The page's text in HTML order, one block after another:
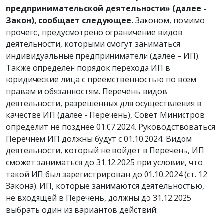
предпринимательской деятельности» (далее -
Закон), сообщает следующее.Законом, помимо
прочего, предусмотрено ограничение видов
деятельности, которыми смогут заниматься
индивидуальные предприниматели (далее – ИП).
Также определен порядок перехода ИП в
юридические лица с преемственностью по всем
правам и обязанностям. Перечень видов
деятельности, разрешенных для осуществления в
качестве ИП (далее - Перечень), Совет Министров
определит не позднее 01.07.2024. Руководствоваться
Перечнем ИП должны будут с 01.10.2024. Видом
деятельности, который не войдет в Перечень, ИП
сможет заниматься до 31.12.2025 при условии, что
такой ИП был зарегистрирован до 01.10.2024 (ст. 12
Закона). ИП, которые занимаются деятельностью,
не входящей в Перечень, должны до 31.12.2025
выбрать один из вариантов действий: